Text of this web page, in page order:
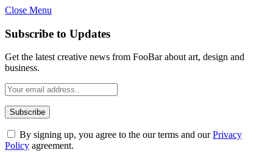
Close Menu
Subscribe to Updates
Get the latest creative news from FooBar about art, design and
business.
By signing up, you agree to the our terms and ourPrivacy
Policy agreement.